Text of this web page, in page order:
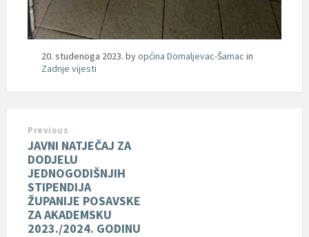
20. studenoga 2023. byopćina Domaljevac-Šamac in
Zadnje vijesti
Previous
JAVNI NATJEČAJ ZA
DODJELU
JEDNOGODIŠNJIH
STIPENDIJA
ŽUPANIJE POSAVSKE
ZA AKADEMSKU
2023./2024. GODINU